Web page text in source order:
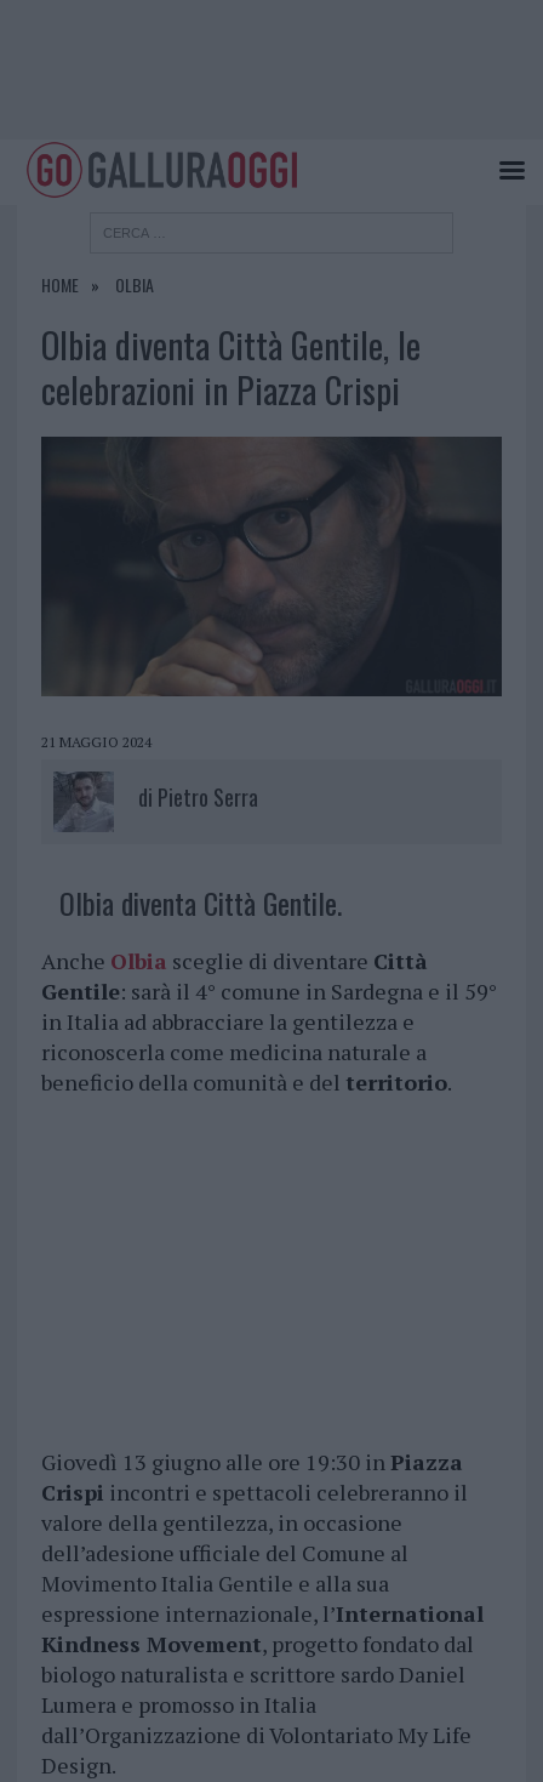
HOME OLBIA
Olbia diventa Città Gentile, le
celebrazioni in Piazza Crispi
21 MAGGIO 2024
di Pietro Serra
Olbia diventa Città Gentile.
Anche Olbia sceglie di diventare Città
Gentile: sarà il 4° comune in Sardegna e il 59°
in Italia ad abbracciare la gentilezza e
riconoscerla come medicina naturale a
beneficio della comunità e del territorio.
Giovedì 13 giugno alle ore 19:30 inPiazza
Crispi incontri e spettacoli celebreranno il
valore della gentilezza, in occasione
dell’adesione ufficiale del Comune al
Movimento Italia Gentile e alla sua
espressione internazionale, l’International
Kindness Movement, progetto fondato dal
biologo naturalista e scrittore sardo Daniel
Lumera e promosso in Italia
dall’Organizzazione di Volontariato My Life
Design.